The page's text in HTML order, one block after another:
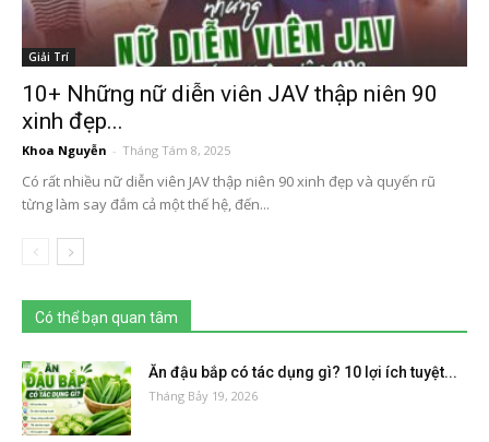
Giải Trí
10+ Những nữ diễn viên JAV thập niên 90
xinh đẹp...
Khoa Nguyễn - Tháng Tám 8, 2025
Có rất nhiều nữ diễn viên JAV thập niên 90 xinh đẹp và quyến rũ
từng làm say đắm cả một thế hệ, đến...
Có thể bạn quan tâm
Ăn đậu bắp có tác dụng gì? 10 lợi ích tuyệt...
Tháng Bảy 19, 2026